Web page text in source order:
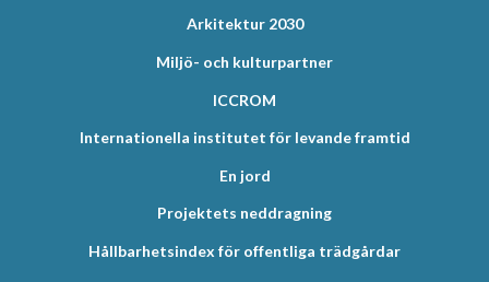
Arkitektur 2030
Miljö- och kulturpartner
ICCROM
Internationella institutet för levande framtid
En jord
Projektets neddragning
Hållbarhetsindex för offentliga trädgårdar